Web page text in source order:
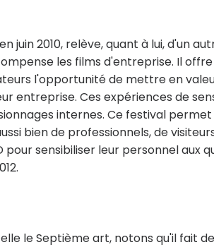
juin 2010, relève, quant à lui, d'un
les films d'entreprise. Il offre
l'opportunité de mettre en
entreprise. Ces expériences de
internes. Ce festival
bien de professionnels, de
sensibiliser leur personnel aux
le Septième art, notons qu'il fait